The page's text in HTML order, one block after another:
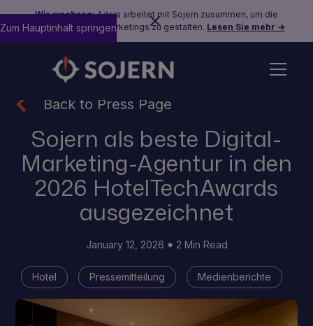
Wir wachsen:Adara arbeitet mit Sojern zusammen, um die
Zukunft des Reisemarketings zu gestalten. Lesen Sie mehr →
Zum Hauptinhalt springen
Back to Press Page
Sojern als beste Digital-
Marketing-Agentur in den
2026 HotelTechAwards
ausgezeichnet
January 12, 2026 2 Min Read
Hotel Pressemitteilung Medienberichte